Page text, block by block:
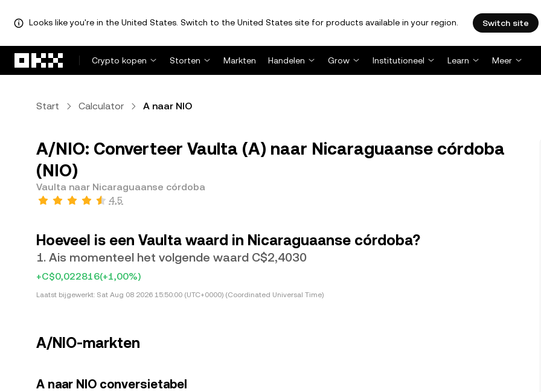
Looks like you're in the United States. Switch to the United States site for products available in your region. Switch site
Crypto kopen
Storten Markten Handelen Grow Institutioneel Learn Meer
Start Calculator A naar NIO
A/NIO: Converteer Vaulta (A) naar Nicaraguaanse córdoba
(NIO)
Vaulta naar Nicaraguaanse córdoba
4,5
Hoeveel is een Vaulta waard in Nicaraguaanse córdoba?
1. Ais momenteel het volgende waard C$2,4030
+C$0,022816(+1,00%)
Laatst bijgewerkt: Sat Aug 08 2026 15:50:00 (UTC+0000) (Coordinated Universal Time)
A/NIO-markten
A naar NIO conversietabel